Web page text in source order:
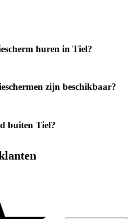
huren in Tiel?
zijn beschikbaar?
buiten Tiel?